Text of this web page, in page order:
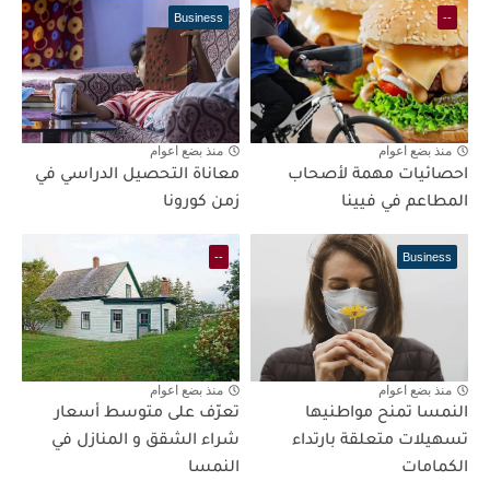
--
منذ بضع اعوام
احصائيات مهمة لأصحاب
المطاعم في فيينا
Business
منذ بضع اعوام
معاناة التحصيل الدراسي في
زمن كورونا
Business
منذ بضع اعوام
النمسا تمنح مواطنيها
تسهيلات متعلقة بارتداء
الكمامات
--
منذ بضع اعوام
تعرّف على متوسط أسعار
شراء الشقق و المنازل في
النمسا